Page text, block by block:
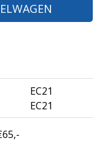
EC21
EC21